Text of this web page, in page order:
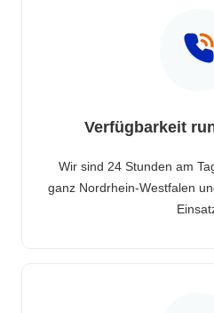
Verfügbarkeit
Wir sind 24 Stunden am
ganz Nordrhein-Westfalen